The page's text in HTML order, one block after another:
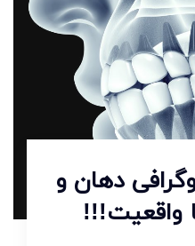
دهان و
واقعیت!!!